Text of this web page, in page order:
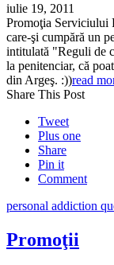
iulie 19, 2011
Promoţia Serviciului
care-şi cumpără un
intitulată "Reguli de
la penitenciar, că
din Argeş. :))read
Share This Post
Tweet
Plus one
Share
Pin it
Comment
personal addiction
Promoţii